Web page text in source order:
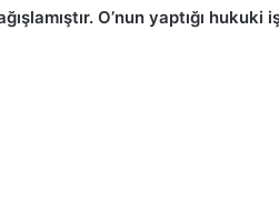
O’nun yaptığı